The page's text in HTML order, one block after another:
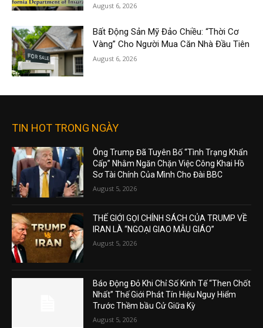
August 6, 2026
Bất Động Sản Mỹ Đảo Chiều: “Thời Cơ
Vàng” Cho Người Mua Căn Nhà Đầu Tiên
August 6, 2026
TIN HOT TRONG NGÀY
Ông Trump Đã Tuyên Bố “Tình Trạng Khẩn
Cấp” Nhằm Ngăn Chặn Việc Công Khai Hồ
Sơ Tài Chính Của Mình Cho Đài BBC
August 5, 2026
THẾ GIỚI GỌI CHÍNH SÁCH CỦA TRUMP VỀ
IRAN LÀ “NGOẠI GIAO MẪU GIÁO”
August 5, 2026
Báo Động Đỏ Khi Chỉ Số Kinh Tế “Then Chốt
Nhất” Thế Giới Phát Tín Hiệu Nguy Hiểm
Trước Thềm bầu Cử Giữa Kỳ
August 5, 2026